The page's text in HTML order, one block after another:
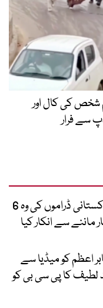
شخص کی کال اور
سے فرار
ثنا سے زیبو تک، پاکستانی ڈراموں کی وہ 6
ماننے سے انکار کیا
اعظم کو میڈیا سے
لطیف کا پی سی بی کو